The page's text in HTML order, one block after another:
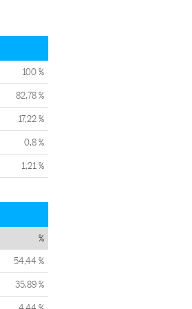
100 %
82,78 %
17,22 %
0,8 %
1,21 %
%
54,44 %
35,89 %